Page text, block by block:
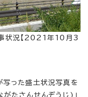
状況【2021年10月3
写った盛土状況写真を
がたさんせんぞうじ)」